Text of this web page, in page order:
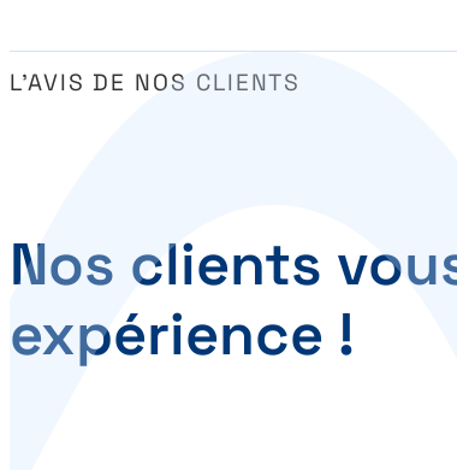
L’AVIS DE NOS CLIENTS
Nos clients
expérience !